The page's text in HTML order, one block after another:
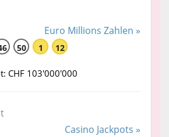
Euro Millions Zahlen »
50 1 12
CHF 103'000'000
Casino Jackpots »